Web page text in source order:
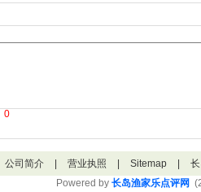
0
公司简介 营业执照 Sitemap
Powered by 长岛渔家乐点评网